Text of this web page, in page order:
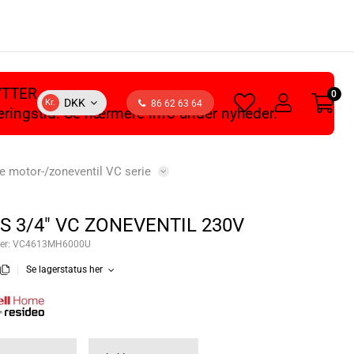
Kr. DKK 86 62 63 64
heart
light
light
0
Se nærmere info under nyheder.
motor-/zoneventil VC serie
3/4" VC ZONEVENTIL 230V
VC4613MH6000U
Se lagerstatus her